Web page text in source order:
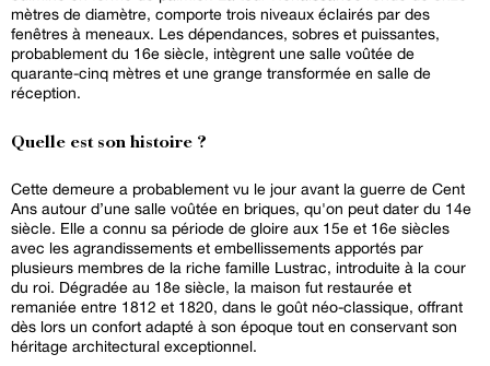
mètres de diamètre, comporte trois niveaux éclairés par des
fenêtres à meneaux. Les dépendances, sobres et puissantes,
probablement du 16e siècle, intègrent une salle voûtée de
quarante-cinq mètres et une grange transformée en salle de
réception.
Quelle est son histoire ?
Cette demeure a probablement vu le jour avant la guerre de Cent
Ans autour d’une salle voûtée en briques, qu'on peut dater du 14e
siècle. Elle a connu sa période de gloire aux 15e et 16e siècles
avec les agrandissements et embellissements apportés par
plusieurs membres de la riche famille Lustrac, introduite à la cour
du roi. Dégradée au 18e siècle, la maison fut restaurée et
remaniée entre 1812 et 1820, dans le goût néo-classique, offrant
dès lors un confort adapté à son époque tout en conservant son
héritage architectural exceptionnel.